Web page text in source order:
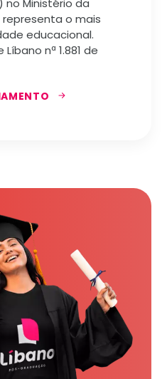
no Ministério da
representa o mais
educacional.
nª 1.881 de